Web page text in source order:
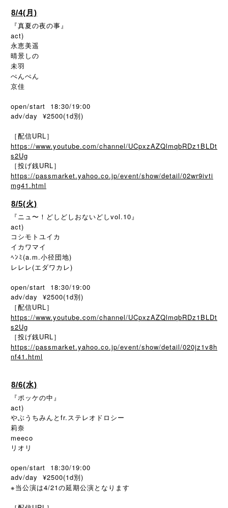
8/4(月)
『真夏の夜の事』
act)
永恵美遥
晴景しの
未羽
ぺんぺん
京佳
open/start 18:30/19:00
adv/day ¥2500(1d別)
［配信URL］
https://www.youtube.com/channel/UCpxzAZQlmqbRDz1BLDt
s2Ug
［投げ銭URL］
https://passmarket.yahoo.co.jp/event/show/detail/02wr9ivti
mg41.html
8/5(火)
『ニュ〜！どしどしおないどしvol.10』
act)
コシモトユイカ
イカワマイ
ﾍﾝﾐ(a.m.小径団地)
レレレ(エダワカレ)
open/start 18:30/19:00
adv/day ¥2500(1d別)
［配信URL］
https://www.youtube.com/channel/UCpxzAZQlmqbRDz1BLDt
s2Ug
［投げ銭URL］
https://passmarket.yahoo.co.jp/event/show/detail/020jz1v8h
nf41.html
8/6(水)
『ポッケの中』
act)
やぶうちみんとfr.ステレオドロシー
莉奈
meeco
リオリ
open/start 18:30/19:00
adv/day ¥2500(1d別)
※当公演は4/21の延期公演となります